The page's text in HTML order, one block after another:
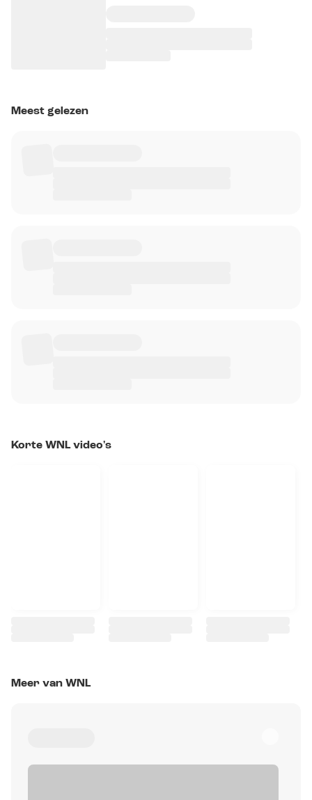
Meest gelezen
Korte WNL video's
Meer van WNL